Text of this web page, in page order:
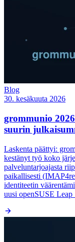
Blog
30. kesäkuuta 2026
grommunio
suurin
Laskenta päättyi:
kestänyt työ koko
palveluntarjoajasta
paikallisesti
identiteetin
uusi openSUSE Leap